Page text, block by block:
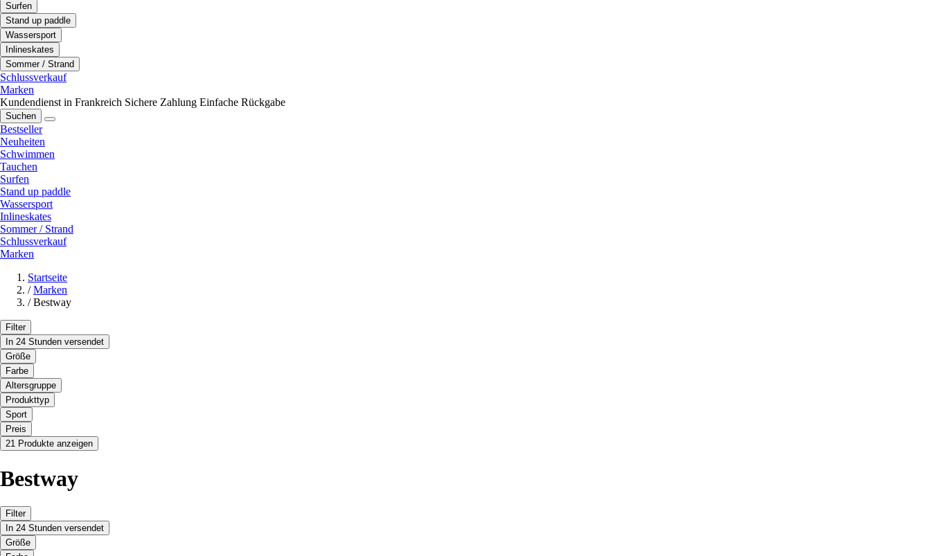
Surfen
Stand up paddle
Wassersport
Inlineskates
Sommer / Strand
Schlussverkauf
Marken
Kundendienst in Frankreich Sichere Zahlung Einfache Rückgabe
Suchen
Bestseller
Neuheiten
Schwimmen
Tauchen
Surfen
Stand up paddle
Wassersport
Inlineskates
Sommer / Strand
Schlussverkauf
Marken
Startseite
/ Marken
/ Bestway
Filter
In 24 Stunden versendet
Größe
Farbe
Altersgruppe
Produkttyp
Sport
Preis
21 Produkte anzeigen
Bestway
Filter
In 24 Stunden versendet
Größe